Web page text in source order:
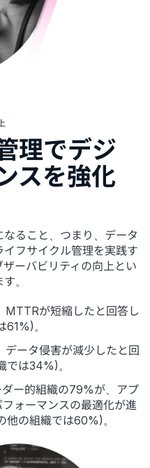
理でデジ
スを強化
ること、つまり、データ
フサイクル管理を実践す
ーバビリティの向上とい
。
MTTRが短縮したと回答し
。
ータ侵害が減少したと回
では34%)。
ー的組織の79%が、アプ
ォーマンスの最適化が進
他の組織では60%)。